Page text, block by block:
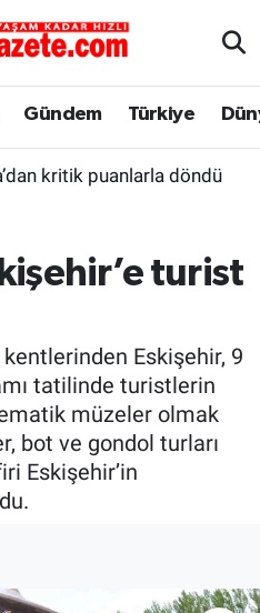
Gündem Türkiye
kritik puanlarla döndü
turist
Eskişehir, 9
tatilinde turistlerin
müzeler olmak
bot ve gondol turları
Eskişehir’in
ve Fikstür